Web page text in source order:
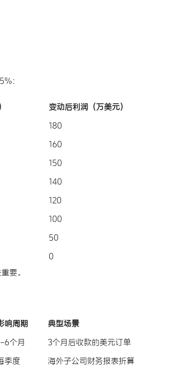
：
变动后利润（万美元）
180
160
150
140
120
100
50
0
要。
响周期
典型场景
6个月
3个月后收款的美元订单
季度
海外子公司财务报表折算